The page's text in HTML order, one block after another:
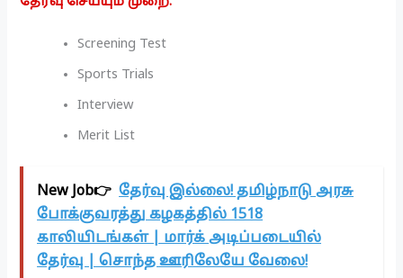
Screening Test
Sports Trials
Interview
Merit List
New Job👉 தேர்வு இல்லை! தமிழ்நாடு அரசு
போக்குவரத்து கழகத்தில் 1518
காலியிடங்கள் | மார்க் அடிப்படையில்
தேர்வு | சொந்த ஊரிலேயே வேலை!